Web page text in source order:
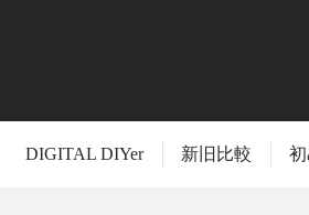
DIGITAL DIYer 新旧比較